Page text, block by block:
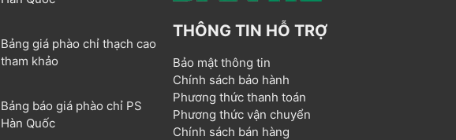
Bảng giá phào chỉ thạch cao
tham khảo
Bảng báo giá phào chỉ PS
Hàn Quốc
THÔNG TIN HỖ TRỢ
Bảo mật thông tin
Chính sách bảo hành
Phương thức thanh toán
Phương thức vận chuyển
Chính sách bán hàng